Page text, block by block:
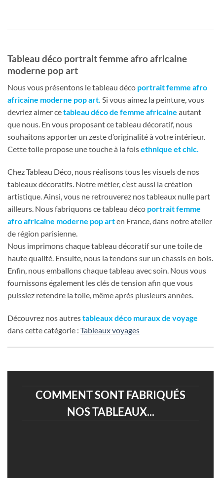
Tableau déco portrait femme afro africaine
moderne pop art
Nous vous présentons le tableau déco portrait femme afro
africaine moderne pop art. Si vous aimez la peinture, vous
devriez aimer cetableau déco de femme africaine autant
que nous. En vous proposant ce tableau décoratif, nous
souhaitons apporter un zeste d’originalité à votre intérieur.
Cette toile propose une touche à la foisethnique et chic.
Chez Tableau Déco, nous réalisons tous les visuels de nos
tableaux décoratifs. Notre métier, c’est aussi la création
artistique. Ainsi, vous ne retrouverez nos tableaux nulle part
ailleurs. Nous fabriquons ce tableau déco portrait femme
afro africaine moderne pop arten France, dans notre atelier
de région parisienne.
Nous imprimons chaque tableau décoratif sur une toile de
haute qualité. Ensuite, nous la tendons sur un chassis en bois.
Enfin, nous emballons chaque tableau avec soin. Nous vous
fournissons également les clés de tension afin que vous
puissiez retendre la toile, même après plusieurs années.
Découvrez nos autrestableaux déco muraux de voyage
dans cette catégorie : Tableaux voyages
COMMENT SONT FABRIQUÉS
NOS TABLEAUX...